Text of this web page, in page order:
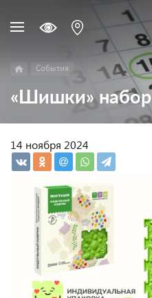
События
«Шишки» набор
14 ноября 2024